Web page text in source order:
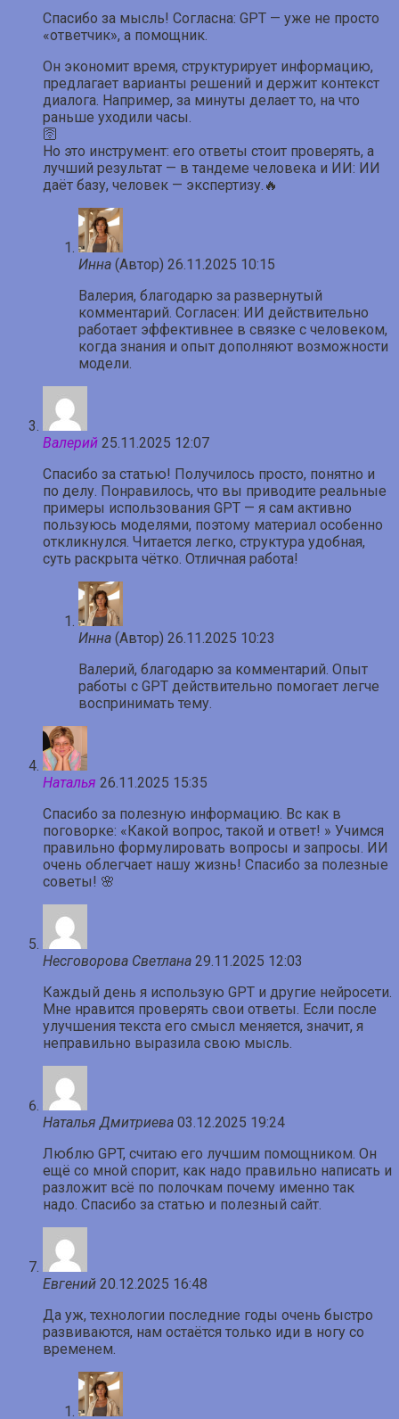
Спасибо за мысль! Согласна: GPT — уже не просто
«ответчик», а помощник.
Он экономит время, структурирует информацию,
предлагает варианты решений и держит контекст
диалога. Например, за минуты делает то, на что
раньше уходили часы.
🛜
Но это инструмент: его ответы стоит проверять, а
лучший результат — в тандеме человека и ИИ: ИИ
даёт базу, человек — экспертизу.🔥
Инна (Автор) 26.11.2025 10:15
Валерия, благодарю за развернутый
комментарий. Согласен: ИИ действительно
работает эффективнее в связке с человеком,
когда знания и опыт дополняют возможности
модели.
Валерий 25.11.2025 12:07
Спасибо за статью! Получилось просто, понятно и
по делу. Понравилось, что вы приводите реальные
примеры использования GPT — я сам активно
пользуюсь моделями, поэтому материал особенно
откликнулся. Читается легко, структура удобная,
суть раскрыта чётко. Отличная работа!
Инна (Автор) 26.11.2025 10:23
Валерий, благодарю за комментарий. Опыт
работы с GPT действительно помогает легче
воспринимать тему.
Наталья 26.11.2025 15:35
Спасибо за полезную информацию. Вс как в
поговорке: «Какой вопрос, такой и ответ! » Учимся
правильно формулировать вопросы и запросы. ИИ
очень облегчает нашу жизнь! Спасибо за полезные
советы! 🌸
Несговорова Светлана 29.11.2025 12:03
Каждый день я использую GPT и другие нейросети.
Мне нравится проверять свои ответы. Если после
улучшения текста его смысл меняется, значит, я
неправильно выразила свою мысль.
Наталья Дмитриева 03.12.2025 19:24
Люблю GPT, считаю его лучшим помощником. Он
ещё со мной спорит, как надо правильно написать и
разложит всё по полочкам почему именно так
надо. Спасибо за статью и полезный сайт.
Евгений 20.12.2025 16:48
Да уж, технологии последние годы очень быстро
развиваются, нам остаётся только иди в ногу со
временем.